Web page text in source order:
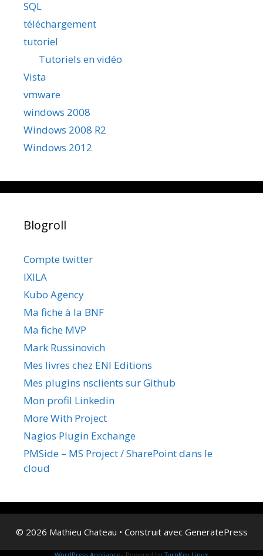
SQL
téléchargement
tutoriel
Tutoriels en vidéo
Vista
vmware
windows 2008
Windows 2008 R2
Windows 2012
Blogroll
Compte twitter
IXILA
Kubo Agency
Ma fiche à la BNF
Ma fiche MVP
Mark Russinovich
Mes livres chez ENI Editions
Mes plugins nsclients sur Github
Mon profil Linkedin
More With Project
Nagios Plugin Exchange
PMSide – MS Project / SharePoint dans le
cloud
© 2026 Mathieu Chateau • Construit avec GeneratePress